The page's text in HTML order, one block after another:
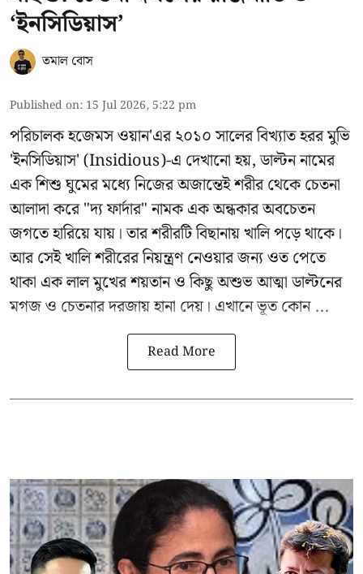
‘ইনসিডিয়াস’
তমাল বোস
Published on: 15 Jul 2026, 5:22 pm
পরিচালক হজেমস ওয়ান'এর ২০১০ সালের বিখ্যাত হরর মুভি
'ইনসিডিয়াস' (Insidious)-এ দেখানো হয়, ডাল্টন নামের
এক শিশু ঘুমের মধ্যে নিজের অজান্তেই শরীর থেকে চেতনা
আলাদা করে "দ্য ফার্দার" নামক এক অন্ধকার অবচেতন
জগতে হারিয়ে যায়। তার শরীরটি বিছানায় খালি পড়ে থাকে।
আর সেই খালি শরীরের নিয়ন্ত্রণ নেওয়ার জন্য ওত পেতে
থাকা এক লাল মুখের শয়তান ও কিছু অশুভ আত্মা ডাল্টনের
মগজ ও চেতনার দরজায় হানা দেয়। এখানে ভূত কোন ...
Read More